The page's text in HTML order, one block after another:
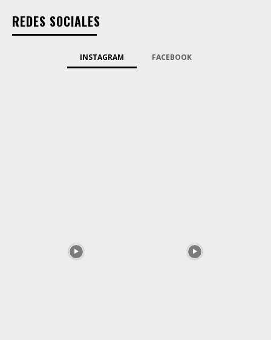
REDES SOCIALES
INSTAGRAM FACEBOOK